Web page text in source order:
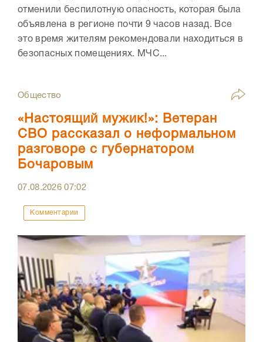
отменили беспилотную опасность, которая была
объявлена в регионе почти 9 часов назад. Все
это время жителям рекомендовали находиться в
безопасных помещениях. МЧС...
Общество
«Настоящий мужик!»: Ветеран
СВО рассказал о неформальном
разговоре с губернатором
Бочаровым
07.08.202607:02
Комментарии